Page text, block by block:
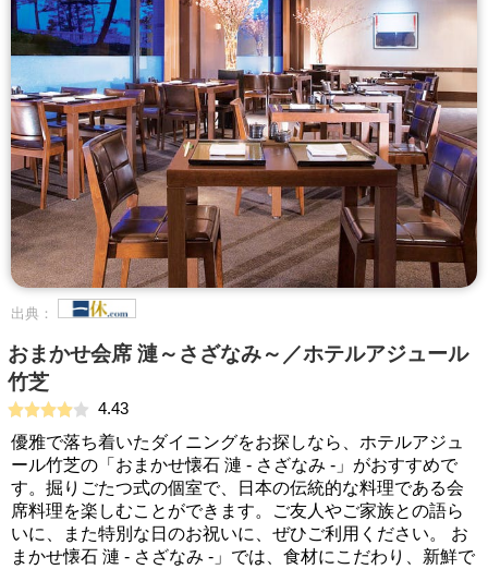
出典：
おまかせ会席 漣～さざなみ～／ホテルアジュール
竹芝
4.43
優雅で落ち着いたダイニングをお探しなら、ホテルアジュ
ール竹芝の「おまかせ懐石 漣 - さざなみ -」がおすすめで
す。掘りごたつ式の個室で、日本の伝統的な料理である会
席料理を楽しむことができます。ご友人やご家族との語ら
いに、また特別な日のお祝いに、ぜひご利用ください。 お
まかせ懐石 漣 - さざなみ -」では、食材にこだわり、新鮮で